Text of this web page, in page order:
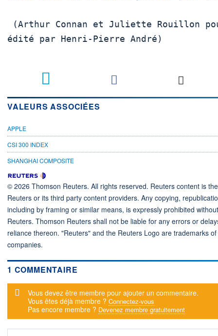
édité par Henri-Pierre André)
VALEURS ASSOCIÉES
APPLE
CSI 300 INDEX
SHANGHAI COMPOSITE
© 2026 Thomson Reuters. All rights reserved. Reuters content is
Reuters or its third party content providers. Any copying,
including by framing or similar means, is expressly prohibited
Reuters. Thomson Reuters shall not be liable for any errors or
reliance thereon. "Reuters" and the Reuters Logo are trademarks
companies.
1 COMMENTAIRE
Message d'alerte
Vous devez être membre pour ajouter un commentaire.
Vous êtes déjà membre ? Connectez-vous
Pas encore membre ? Devenez membre gratuitement